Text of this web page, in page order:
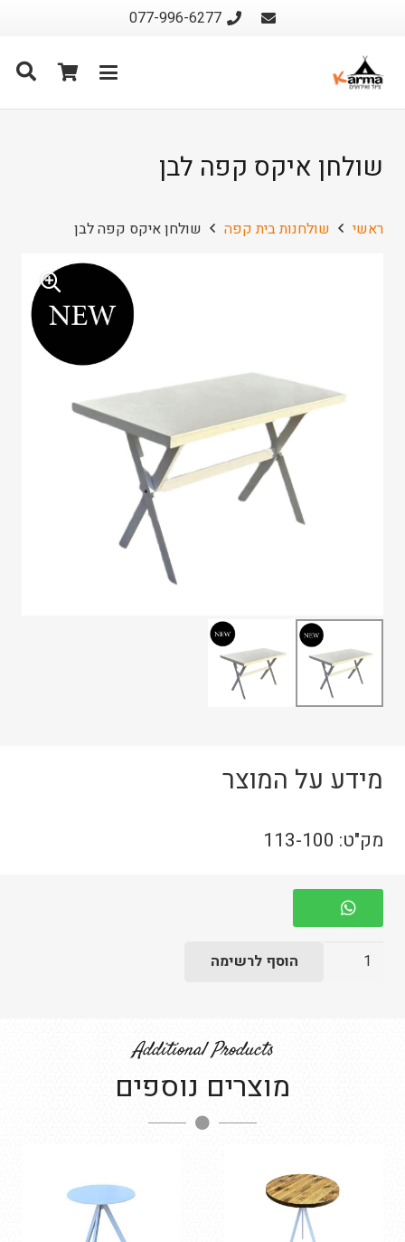
077-996-6277
שולחן איקס קפה לבן
ראשי שולחנות בית קפה שולחן איקס קפה לבן
מידע על המוצר
מק"ט: 113-100
כמות
הוסף לרשימה
Additional Products
מוצרים נוספים